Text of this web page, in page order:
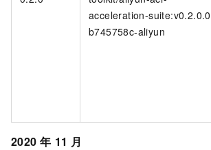
acceleration-
b745758c-aliyun
2020 年 11 月